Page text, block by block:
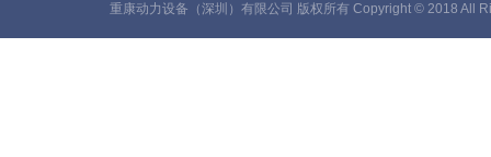
重康动力设备（深圳）有限公司 版权所有 Copyright © 2018 All